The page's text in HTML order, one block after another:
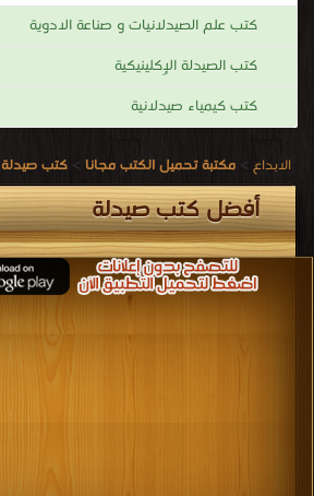
كتب علم الصيدلانيات و صناعة الادوية
كتب الصيدلة الإِكلينيكية
كتب كيمياء صيدلانية
الابداع > مكتبة تحميل الكتب مجانا > كتب صيدلة
أفضل كتب صيدلة